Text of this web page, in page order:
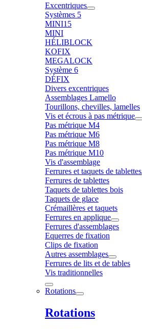
Excentriques
Systèmes 5
MINI15
MINI
HÉLIBLOCK
KOFIX
MEGALOCK
Système 6
DÉFIX
Divers excentriques
Assemblages Lamello
Tourillons, chevilles, lamelles
Vis et écrous à pas métrique
Pas métrique M4
Pas métrique M6
Pas métrique M8
Pas métrique M10
Vis d'assemblage
Ferrures et taquets de tablettes
Ferrures de tablettes
Taquets de tablettes bois
Taquets de glace
Crémaillères et taquets
Ferrures en applique
Ferrures d'assemblages
Equerres de fixation
Clips de fixation
Autres assemblages
Ferrures de lits et de tables
Vis traditionnelles
Rotations
Rotations